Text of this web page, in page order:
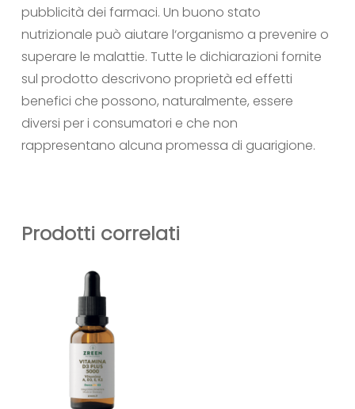
pubblicità dei farmaci. Un buono stato
nutrizionale può aiutare l‘organismo a prevenire o
superare le malattie. Tutte le dichiarazioni fornite
sul prodotto descrivono proprietà ed effetti
benefici che possono, naturalmente, essere
diversi per i consumatori e che non
rappresentano alcuna promessa di guarigione.
Prodotti correlati